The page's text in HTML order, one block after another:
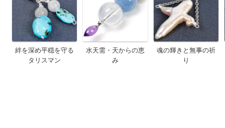
絆を深め平穏を守る
タリスマン
水天需・天からの恵
み
魂の輝きと無事の祈
り